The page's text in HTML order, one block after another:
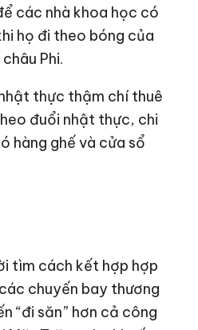
các nhà khoa học có
họ đi theo bóng của
Phi.
thực thậm chí thuê
đuổi nhật thực, chi
hàng ghế và cửa sổ
tìm cách kết hợp hợp
chuyến bay thương
“đi săn” hơn cả công